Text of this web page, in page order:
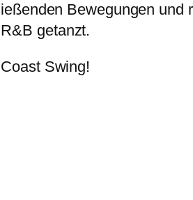
Bewegungen und
getanzt.
Swing!